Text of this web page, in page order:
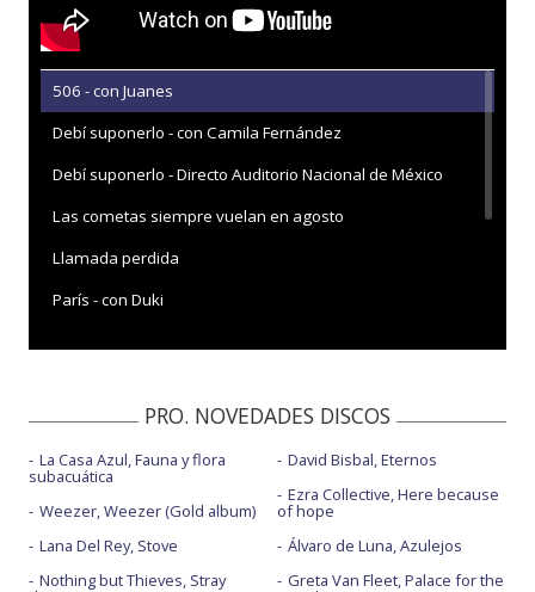
506 - con Juanes
Debí suponerlo - con Camila Fernández
Debí suponerlo - Directo Auditorio Nacional de México
Las cometas siempre vuelan en agosto
Llamada perdida
París - con Duki
Valen más - Live VevoPRO. NOVEDADES DISCOS
La Casa Azul, Fauna y flora
subacuática
Weezer, Weezer (Gold album)
Lana Del Rey, Stove
Nothing but Thieves, Stray
David Bisbal, Eternos
Ezra Collective, Here because
of hope
Álvaro de Luna, Azulejos
Greta Van Fleet, Palace for the